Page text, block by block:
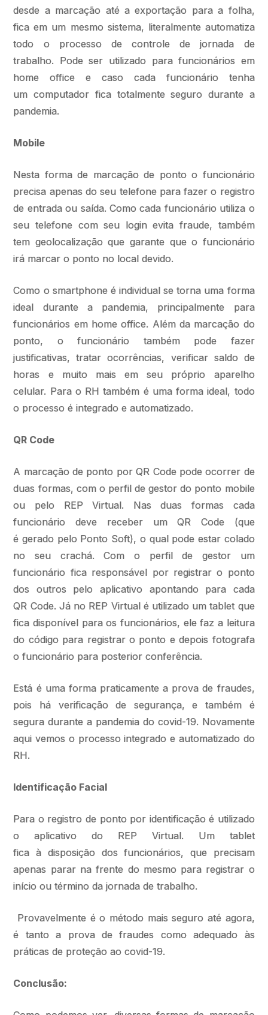
desde a marcação até a exportação para a folha,
fica em um mesmo sistema, literalmente automatiza
todo o processo de controle de jornada de
trabalho. Pode ser utilizado para funcionários em
home office e caso cada funcionário tenha
um computador fica totalmente seguro durante a
pandemia.
Mobile
Nesta forma de marcação de ponto o funcionário
precisa apenas do seu telefone para fazer o registro
de entrada ou saída. Como cada funcionário utiliza o
seu telefone com seu login evita fraude, também
tem geolocalização que garante que o funcionário
irá marcar o ponto no local devido.
Como o smartphone é individual se torna uma forma
ideal durante a pandemia, principalmente para
funcionários em home office. Além da marcação do
ponto, o funcionário também pode fazer
justificativas, tratar ocorrências, verificar saldo de
horas e muito mais em seu próprio aparelho
celular. Para o RH também é uma forma ideal, todo
o processo é integrado e automatizado.
QR Code
A marcação de ponto por QR Code pode ocorrer de
duas formas, com o perfil de gestor do ponto mobile
ou pelo REP Virtual. Nas duas formas cada
funcionário deve receber um QR Code (que
é gerado pelo Ponto Soft), o qual pode estar colado
no seu crachá. Com o perfil de gestor um
funcionário fica responsável por registrar o ponto
dos outros pelo aplicativo apontando para cada
QR Code. Já no REP Virtual é utilizado um tablet que
fica disponível para os funcionários, ele faz a leitura
do código para registrar o ponto e depois fotografa
o funcionário para posterior conferência.
Está é uma forma praticamente a prova de fraudes,
pois há verificação de segurança, e também é
segura durante a pandemia do covid-19. Novamente
aqui vemos o processo integrado e automatizado do
RH.
Identificação Facial
Para o registro de ponto por identificação é utilizado
o aplicativo do REP Virtual. Um tablet
fica à disposição dos funcionários, que precisam
apenas parar na frente do mesmo para registrar o
início ou término da jornada de trabalho.
Provavelmente é o método mais seguro até agora,
é tanto a prova de fraudes como adequado às
práticas de proteção ao covid-19.
Conclusão: